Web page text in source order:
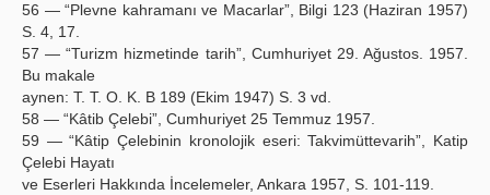
56 — “Plevne kahramanı ve Macarlar”, Bilgi 123 (Haziran 1957)
S. 4, 17.
57 — “Turizm hizmetinde tarih”, Cumhuriyet 29. Ağustos. 1957.
Bu makale
aynen: T. T. O. K. B 189 (Ekim 1947) S. 3 vd.
58 — “Kâtib Çelebi”, Cumhuriyet 25 Temmuz 1957.
59 — “Kâtip Çelebinin kronolojik eseri: Takvimüttevarih”, Katip
Çelebi Hayatı
ve Eserleri Hakkında İncelemeler, Ankara 1957, S. 101-119.